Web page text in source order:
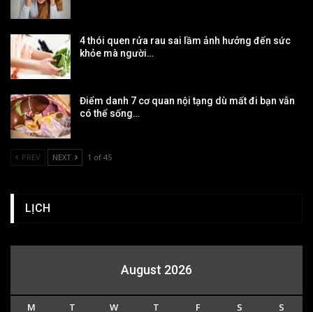
4 thói quen rửa rau sai lầm ảnh hưởng đến sức
khỏe mà người…
Điểm danh 7 cơ quan nội tạng dù mất đi bạn vẫn
có thể sống…
PREV NEXT 1 of 45
LỊCH
August 2026
M T W T F S S